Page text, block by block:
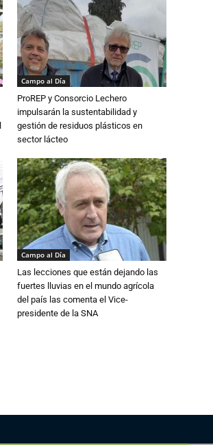
Campo al Día
ProREP y Consorcio Lechero
impulsarán la sustentabilidad y
gestión de residuos plásticos en
sector lácteo
Campo al Día
Las lecciones que están dejando las
fuertes lluvias en el mundo agrícola
del país las comenta el Vice-
presidente de la SNA